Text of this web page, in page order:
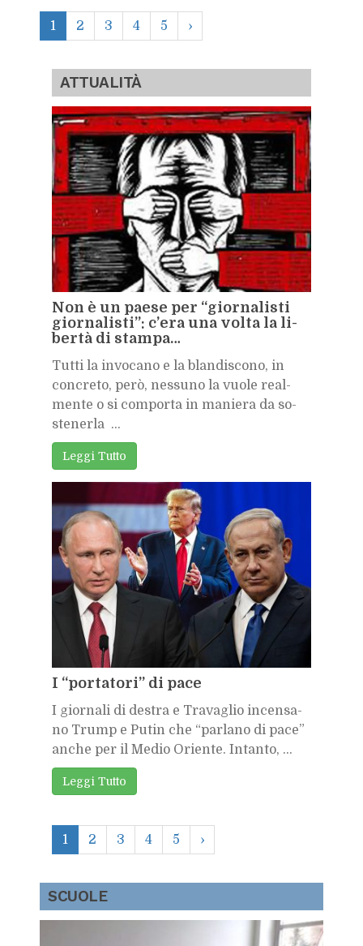
1 2 3 4 5 ›
AT­TUA­LI­TÀ
Non è un pae­se per “gior­na­li­sti
gior­na­li­sti”: c’e­ra una vol­ta la li­
ber­tà di stam­pa…
Tut­ti la in­vo­ca­no e la blan­di­sco­no, in
con­cre­to, però, nes­su­no la vuo­le real­
men­te o si com­por­ta in ma­nie­ra da so­
ste­ner­la ...
Leg­gi Tut­to
I “por­ta­to­ri” di pace
I gior­na­li di de­stra e Tra­va­glio in­cen­sa­
no Trump e Pu­tin che “par­la­no di pace”
an­che per il Me­dio Orien­te. In­tan­to, ...
Leg­gi Tut­to
1 2 3 4 5 ›
SCUO­LE